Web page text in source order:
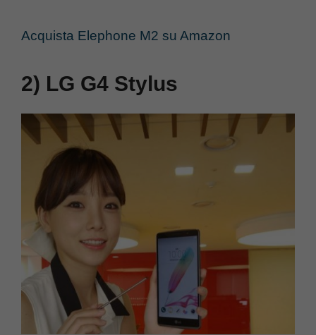
Acquista Elephone M2 su Amazon
2) LG G4 Stylus